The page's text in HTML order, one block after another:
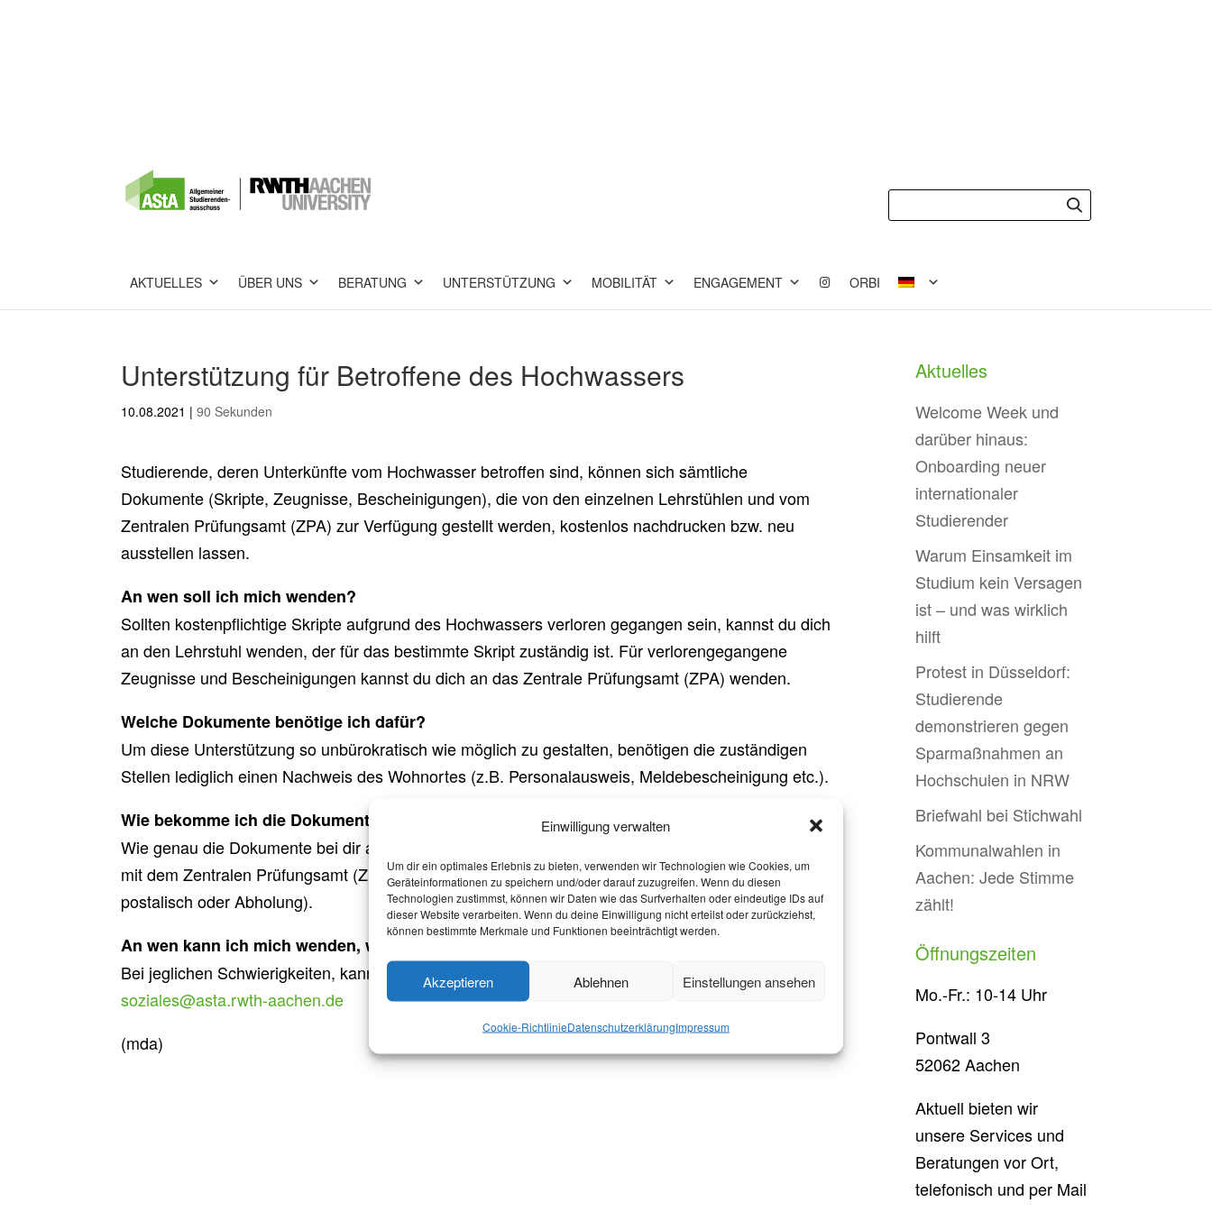
Einwilligung verwalten
Um dir ein optimales Erlebnis zu bieten, verwenden wir Technologien wie Cookies, um
Geräteinformationen zu speichern und/oder darauf zuzugreifen. Wenn du diesen
Technologien zustimmst, können wir Daten wie das Surfverhalten oder eindeutige IDs auf
dieser Website verarbeiten. Wenn du deine Einwilligung nicht erteilst oder zurückziehst,
können bestimmte Merkmale und Funktionen beeinträchtigt werden.
Akzeptieren Ablehnen Einstellungen ansehen
Cookie-RichtlinieDatenschutzerklärungImpressum
AKTUELLES ÜBER UNS BERATUNG UNTERSTÜTZUNG MOBILITÄT ENGAGEMENT ORBI
Unterstützung für Betroffene des Hochwassers
10.08.2021 |90 Sekunden
Studierende, deren Unterkünfte vom Hochwasser betroffen sind, können sich sämtliche
Dokumente (Skripte, Zeugnisse, Bescheinigungen), die von den einzelnen Lehrstühlen und vom
Zentralen Prüfungsamt (ZPA) zur Verfügung gestellt werden, kostenlos nachdrucken bzw. neu
ausstellen lassen.
An wen soll ich mich wenden?
Sollten kostenpflichtige Skripte aufgrund des Hochwassers verloren gegangen sein, kannst du dich
an den Lehrstuhl wenden, der für das bestimmte Skript zuständig ist. Für verlorengegangene
Zeugnisse und Bescheinigungen kannst du dich an das Zentrale Prüfungsamt (ZPA) wenden.
Welche Dokumente benötige ich dafür?
Um diese Unterstützung so unbürokratisch wie möglich zu gestalten, benötigen die zuständigen
Stellen lediglich einen Nachweis des Wohnortes (z.B. Personalausweis, Meldebescheinigung etc.).
Wie bekomme ich die Dokumente?
Wie genau die Dokumente bei dir ankommen, muss mit den Lehrstühlen im Falle von Skripten und
mit dem Zentralen Prüfungsamt (ZPA) im Falle von Zeugnissen individuell geklärt werden (z.B.
postalisch oder Abholung).
An wen kann ich mich wenden, wenn Probleme entstehen?
Bei jeglichen Schwierigkeiten, kannst du dich per Mail an unser Referat für Soziales wenden:
soziales@asta.rwth-aachen.de
(mda)
Aktuelles
Welcome Week und
darüber hinaus:
Onboarding neuer
internationaler
Studierender
Warum Einsamkeit im
Studium kein Versagen
ist – und was wirklich
hilft
Protest in Düsseldorf:
Studierende
demonstrieren gegen
Sparmaßnahmen an
Hochschulen in NRW
Briefwahl bei Stichwahl
Kommunalwahlen in
Aachen: Jede Stimme
zählt!
Öffnungszeiten
Mo.-Fr.: 10-14 Uhr
Pontwall 3
52062 Aachen
Aktuell bieten wir
unsere Services und
Beratungen vor Ort,
telefonisch und per Mail